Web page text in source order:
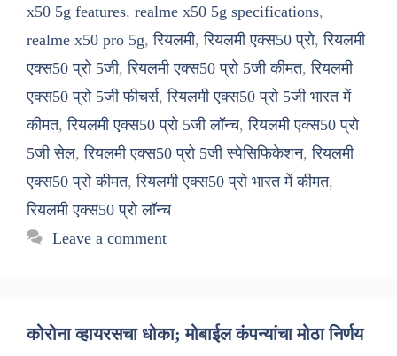
x50 5g features, realme x50 5g specifications,
realme x50 pro 5g,रियलमी,रियलमी एक्स50 प्रो,रियलमी
एक्स50 प्रो 5जी,रियलमी एक्स50 प्रो 5जी कीमत,रियलमी
एक्स50 प्रो 5जी फीचर्स,रियलमी एक्स50 प्रो 5जी भारत में
कीमत,रियलमी एक्स50 प्रो 5जी लॉन्च,रियलमी एक्स50 प्रो
5जी सेल,रियलमी एक्स50 प्रो 5जी स्पेसिफिकेशन,रियलमी
एक्स50 प्रो कीमत,रियलमी एक्स50 प्रो भारत में कीमत,
रियलमी एक्स50 प्रो लॉन्च
Leave a comment
कोरोना व्हायरसचा धोका; मोबाईल कंपन्यांचा मोठा निर्णय